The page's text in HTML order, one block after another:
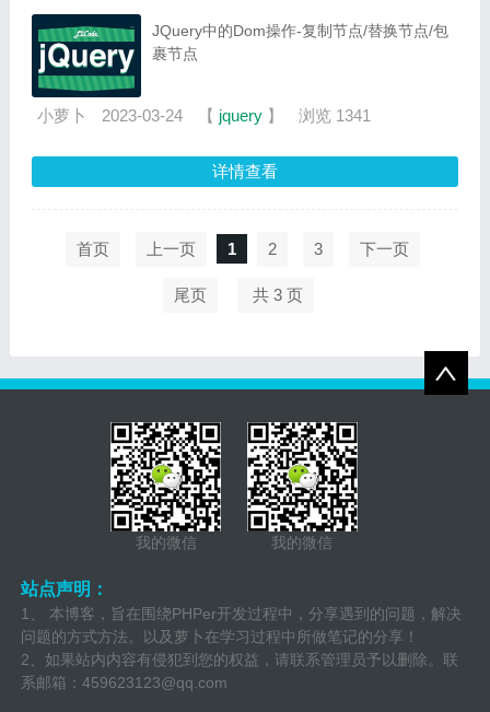
JQuery中的Dom操作-复制节点/替换节点/包
裹节点
小萝卜 2023-03-24 【 jquery】 浏览 1341
详情查看
首页 上一页 1 2 3 下一页
尾页 共 3 页
我的微信 我的微信
站点声明：
1、 本博客，旨在围绕PHPer开发过程中，分享遇到的问题，解决
问题的方式方法。以及萝卜在学习过程中所做笔记的分享！
2、如果站内内容有侵犯到您的权益，请联系管理员予以删除。联
系邮箱： 459623123@qq.com